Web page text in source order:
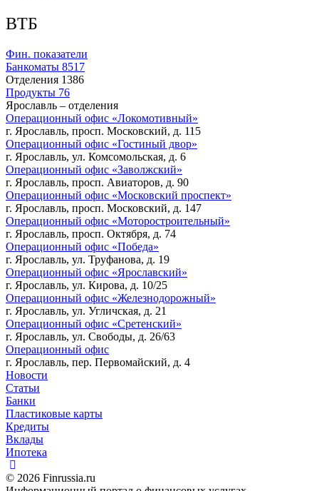
ВТБ
Фин. показатели
Банкоматы 8517
Отделения 1386
Продукты 76
Ярославль – отделения
Операционный офис «Локомотивный»
г. Ярославль, просп. Московский, д. 115
Операционный офис «Гостиный двор»
г. Ярославль, ул. Комсомольская, д. 6
Операционный офис «Заволжский»
г. Ярославль, просп. Авиаторов, д. 90
Операционный офис «Московский проспект»
г. Ярославль, просп. Московский, д. 147
Операционный офис «Моторостроительный»
г. Ярославль, просп. Октября, д. 74
Операционный офис «Победа»
г. Ярославль, ул. Труфанова, д. 19
Операционный офис «Ярославский»
г. Ярославль, ул. Кирова, д. 10/25
Операционный офис «Железнодорожный»
г. Ярославль, ул. Угличская, д. 21
Операционный офис «Сретенский»
г. Ярославль, ул. Свободы, д. 26/63
Операционный офис
г. Ярославль, пер. Первомайский, д. 4
Новости
Статьи
Банки
Пластиковые карты
Кредиты
Вклады
Ипотека
© 2026 Finrussia.ru